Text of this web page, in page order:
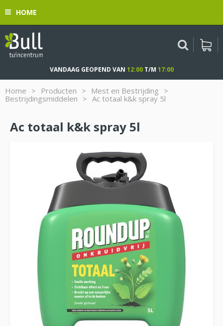
n
o
HOME
Home > Producten > Mest en Bestrijding >
Bestrijdingsmiddelen > Ac totaal k&k spray 5l
VANDAAG GEOPEND VAN 12:00T/M 17:00
Ac totaal k&k spray 5l